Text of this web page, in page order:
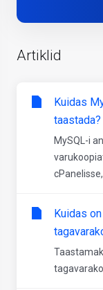
Artiklid
Kuidas
taastada?
MySQL-i
cPanelisse,...
Kuidas